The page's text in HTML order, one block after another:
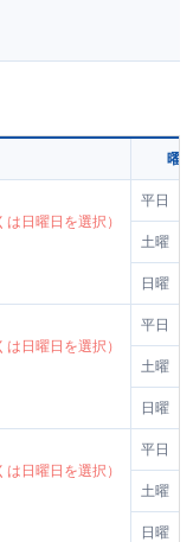
曜
は日曜日を選択）
平日
土曜
日曜
は日曜日を選択）
平日
土曜
日曜
は日曜日を選択）
平日
土曜
日曜